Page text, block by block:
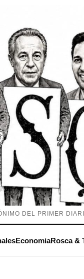
DEL PRIMER
EconomiaRosca &